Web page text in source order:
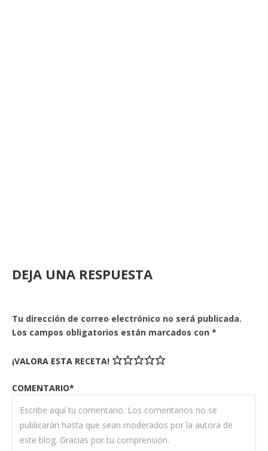
DEJA UNA RESPUESTA
Tu dirección de correo electrónico no será publicada.
Los campos obligatorios están marcados con *
¡VALORA ESTA RECETA!
COMENTARIO*